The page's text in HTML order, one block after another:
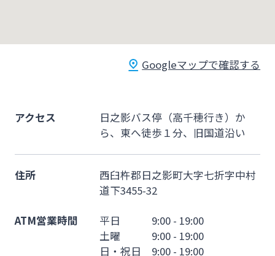
法人・個人事業主のお客さま
株主・投資家の皆さま
Googleマップで確認する
アクセス
日之影バス停（高千穂行き）か
ら、東へ徒歩１分、旧国道沿い
住所
西臼杵郡日之影町大字七折字中村
道下3455-32
ATM営業時間
平日 9:00 - 19:00
土曜 9:00 - 19:00
日・祝日 9:00 - 19:00